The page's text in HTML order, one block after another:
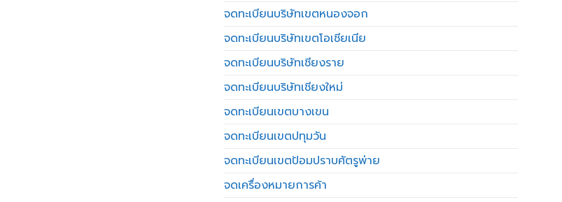
จดทะเบียนบริษัทเขตหนองจอก
จดทะเบียนบริษัทเขตโอเชียเนีย
จดทะเบียนบริษัทเชียงราย
จดทะเบียนบริษัทเชียงใหม่
จดทะเบียนเขตบางเขน
จดทะเบียนเขตปทุมวัน
จดทะเบียนเขตป้อมปราบศัตรูพ่าย
จดเครื่องหมายการค้า